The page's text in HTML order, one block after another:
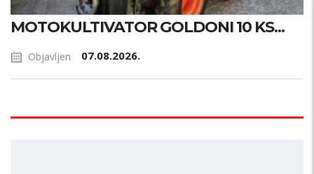
MOTOKULTIVATOR GOLDONI 10 KS...
Objavljen 07.08.2026.